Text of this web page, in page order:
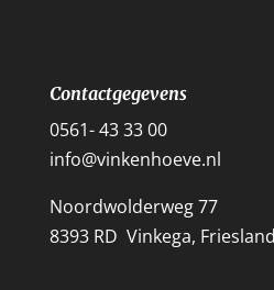
Contactgegevens
0561- 43 33 00
info@vinkenhoeve.nl
Noordwolderweg 77
8393 RD Vinkega, Friesland